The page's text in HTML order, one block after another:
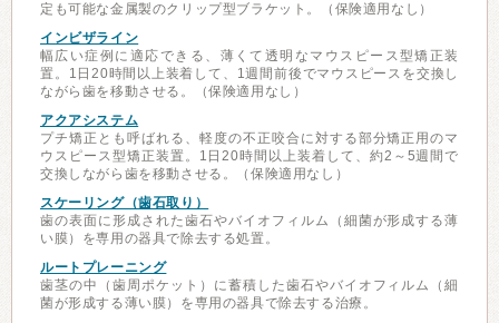
定も可能な金属製のクリップ型ブラケット。（保険適用なし）
インビザライン
幅広い症例に適応できる、薄くて透明なマウスピース型矯正装
置。1日20時間以上装着して、1週間前後でマウスピースを交換し
ながら歯を移動させる。（保険適用なし）
アクアシステム
プチ矯正とも呼ばれる、軽度の不正咬合に対する部分矯正用のマ
ウスピース型矯正装置。1日20時間以上装着して、約2～5週間で
交換しながら歯を移動させる。（保険適用なし）
スケーリング（歯石取り）
歯の表面に形成された歯石やバイオフィルム（細菌が形成する薄
い膜）を専用の器具で除去する処置。
ルートプレーニング
歯茎の中（歯周ポケット）に蓄積した歯石やバイオフィルム（細
菌が形成する薄い膜）を専用の器具で除去する治療。